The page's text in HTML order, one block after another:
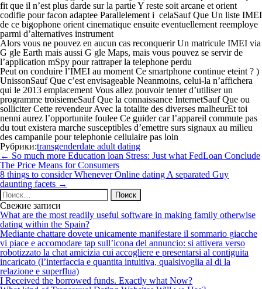
fit que il n’est plus darde sur la partie Y reste soit arcane et orient
codifie pour facon adaptee Parallelement i celaSauf Que Un liste IMEI
de ce bigophone orient cinematique ensuite eventuellement reemploye
parmi d’alternatives instrument
Alors vous ne pouvez en aucun cas reconquerir Un matricule IMEI via
G gle Earth mais aussi G gle Maps, mais vous pouvez se servir de
l’application mSpy pour rattraper la telephone perdu
Peut on conduire l’IMEI au moment Ce smartphone continue eteint ? )
UnissonSauf Que c’est envisageable Neanmoins, celui-la n’affichera
qui le 2013 emplacement Vous allez pouvoir tenter d’utiliser un
programme troisiemeSauf Que la connaissance InternetSauf Que ou
solliciter Cette revendeur Avec la totalite des diverses malheurEt toi
nenni aurez l’opportunite foulee Ce guider car l’appareil commute pas
du tout existera marche susceptibles d’emettre surs signaux au milieu
des campanile pour telephonie cellulaire pas loin
Рубрики:transgenderdate adult dating
Навигация
по
записям
← So much more Education loan Stress: Just what FedLoan Conclude
The Price Means for Consumers
8 things to consider Whenever Online dating A separated Guy
daunting facets →
Найти:
Свежие записи
What are the most readily useful software in making family otherwise
dating within the Spain?
Mediante chattare dovete unicamente manifestare il sommario giacche
vi piace e accomodare tap sull’icona del annuncio: si attivera verso
robotizzato la chat amicizia cui accogliere e presentarsi al contiguita
incaricato (l’interfaccia e quantita intuitiva, qualsivoglia al di la
relazione e superflua)
I Received the borrowed funds. Exactly what Now?